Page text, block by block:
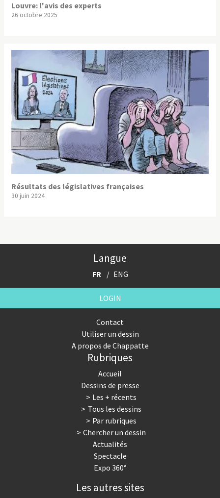
Louvre: l'avis des experts
26 octobre 2025
Résultats des législatives françaises
30 juin 2024
Langue
FR ENG
LOGIN
Contact
Utiliser un dessin
A propos de Chappatte
Rubriques
Accueil
Dessins de presse
Les + récents
Tous les dessins
Par rubriques
Chercher un dessin
Actualités
Spectacle
Expo 360°
Les autres sites